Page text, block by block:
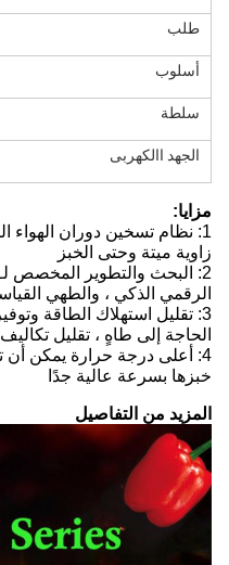
طلب
أسلوب
سلطة
الجهد االكهربى
مزايا:
1: نظام تسخين دوران الهواء
زاوية ميتة وحتى الخبز
الرقمي الذكي ، والطهي
3: تقليل استهلاك الطاقة
الحاجة إلى طاهٍ ، تقليل تكاليف
خبزها بسرعة عالية جدًا
المزيد من التفاصيل